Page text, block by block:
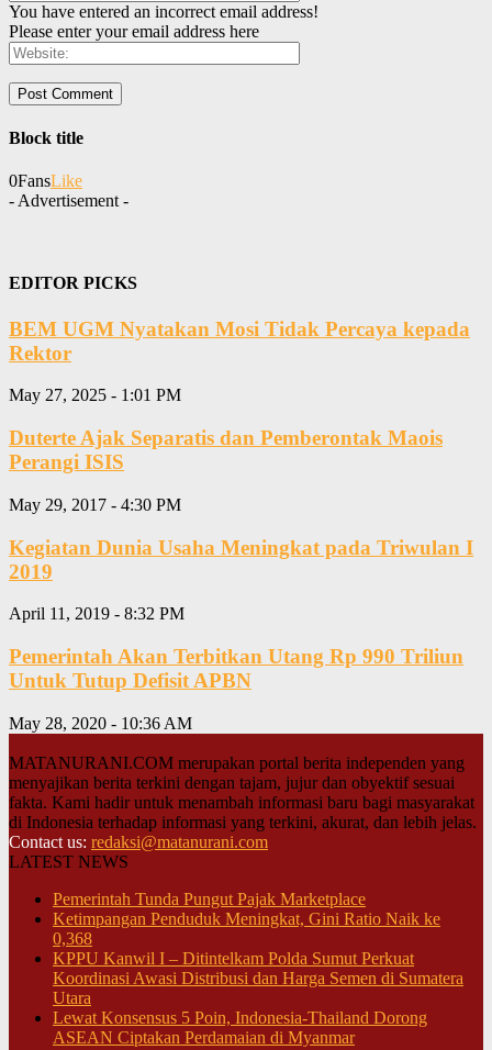
You have entered an incorrect email address!
Please enter your email address here
Block title
0FansLike
- Advertisement -
EDITOR PICKS
BEM UGM Nyatakan Mosi Tidak Percaya kepada
Rektor
May 27, 2025 - 1:01 PM
Duterte Ajak Separatis dan Pemberontak Maois
Perangi ISIS
May 29, 2017 - 4:30 PM
Kegiatan Dunia Usaha Meningkat pada Triwulan I
2019
April 11, 2019 - 8:32 PM
Pemerintah Akan Terbitkan Utang Rp 990 Triliun
Untuk Tutup Defisit APBN
May 28, 2020 - 10:36 AM
MATANURANI.COM merupakan portal berita independen yang
menyajikan berita terkini dengan tajam, jujur dan obyektif sesuai
fakta. Kami hadir untuk menambah informasi baru bagi masyarakat
di Indonesia terhadap informasi yang terkini, akurat, dan lebih jelas.
Contact us: redaksi@matanurani.com
LATEST NEWS
Pemerintah Tunda Pungut Pajak Marketplace
Ketimpangan Penduduk Meningkat, Gini Ratio Naik ke
0,368
KPPU Kanwil I – Ditintelkam Polda Sumut Perkuat
Koordinasi Awasi Distribusi dan Harga Semen di Sumatera
Utara
Lewat Konsensus 5 Poin, Indonesia-Thailand Dorong
ASEAN Ciptakan Perdamaian di Myanmar